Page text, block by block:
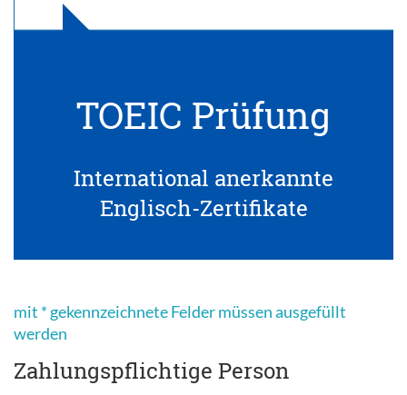
TOEIC Prüfung
International anerkannte
Englisch-Zertifikate
mit * gekennzeichnete Felder müssen ausgefüllt
werden
Zahlungspflichtige Person